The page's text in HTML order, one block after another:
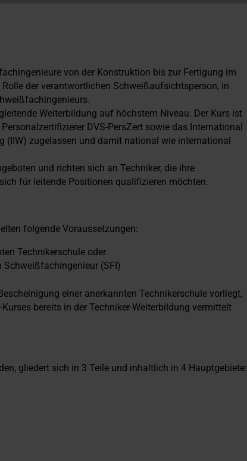
von der Konstruktion bis zur Fertigung im
der verantwortlichen Schweißaufsichtsperson, in
Weiterbildung auf höchstem Niveau. Der Kurs ist
DVS-PersZert sowie das International
(IIW) zugelassen und damit national wie international
und richten sich an Techniker, die ihre
für leitende Positionen qualifizieren möchten.
folgende Voraussetzungen:
Technikerschule oder
(SFI)
einer anerkannten Technikerschule vorliegt,
bereits in der Techniker-Weiterbildung vermittelt
gliedert sich in 3 Teile und inhaltlich in 4 Hauptgebiete: